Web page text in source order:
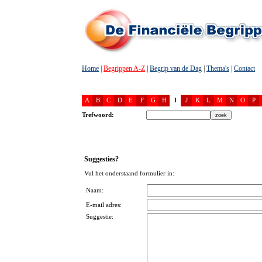
Home Begrippen A-Z Begrip van de Dag Thema's Contact
A B C D E F G H I J K L M N O P
Trefwoord:
Suggesties?
Vul het onderstaand formulier in:
Naam:
E-mail adres:
Suggestie: